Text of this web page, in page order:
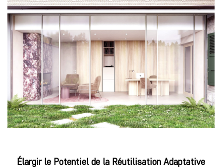
Élargir le Potentiel de la Réutilisation Adaptative